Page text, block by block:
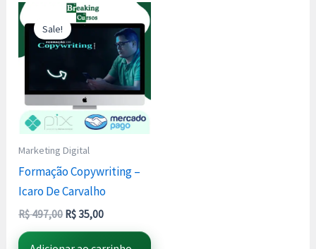
Sale!
Marketing Digital
Formação Copywriting –
Icaro De Carvalho
R$497,00
O
preço
original
era:
R$35,00
preço
atual
R$ 35,00.